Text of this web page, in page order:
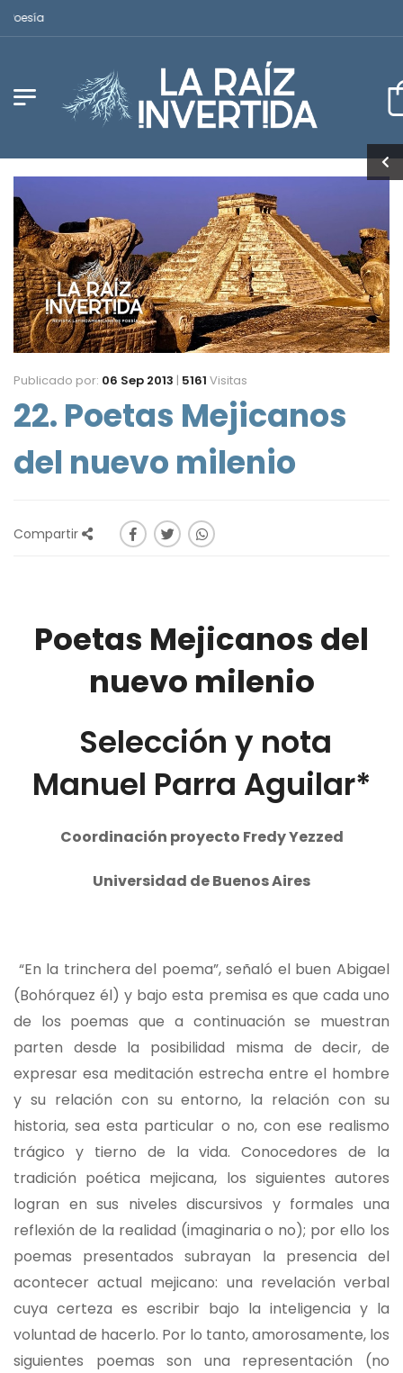
Publicado por: 06 Sep 2013 | 5161 Visitas
22. Poetas Mejicanos
del nuevo milenio
Compartir
Poetas Mejicanos del
nuevo milenio
Selección y nota
Manuel Parra Aguilar*
Coordinación proyecto Fredy Yezzed
Universidad de Buenos Aires
“En la trinchera del poema”, señaló el buen Abigael
(Bohórquez él) y bajo esta premisa es que cada uno
de los poemas que a continuación se muestran
parten desde la posibilidad misma de decir, de
expresar esa meditación estrecha entre el hombre
y su relación con su entorno, la relación con su
historia, sea esta particular o no, con ese realismo
trágico y tierno de la vida. Conocedores de la
tradición poética mejicana, los siguientes autores
logran en sus niveles discursivos y formales una
reflexión de la realidad (imaginaria o no); por ello los
poemas presentados subrayan la presencia del
acontecer actual mejicano: una revelación verbal
cuya certeza es escribir bajo la inteligencia y la
voluntad de hacerlo. Por lo tanto, amorosamente, los
siguientes poemas son una representación (no